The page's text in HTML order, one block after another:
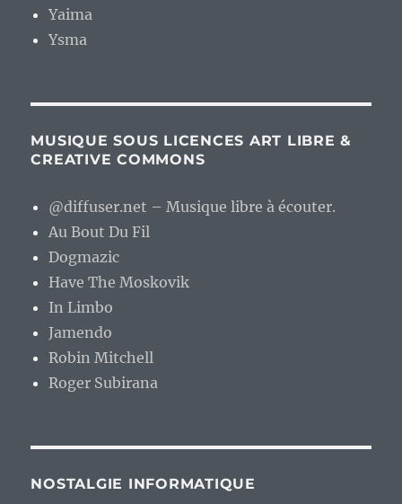
Yaima
Ysma
MUSIQUE SOUS LICENCES ART LIBRE &
CREATIVE COMMONS
@diffuser.net – Musique libre à écouter.
Au Bout Du Fil
Dogmazic
Have The Moskovik
In Limbo
Jamendo
Robin Mitchell
Roger Subirana
NOSTALGIE INFORMATIQUE